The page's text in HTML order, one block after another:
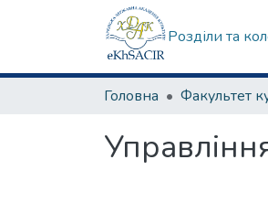
Розділи та
Головна